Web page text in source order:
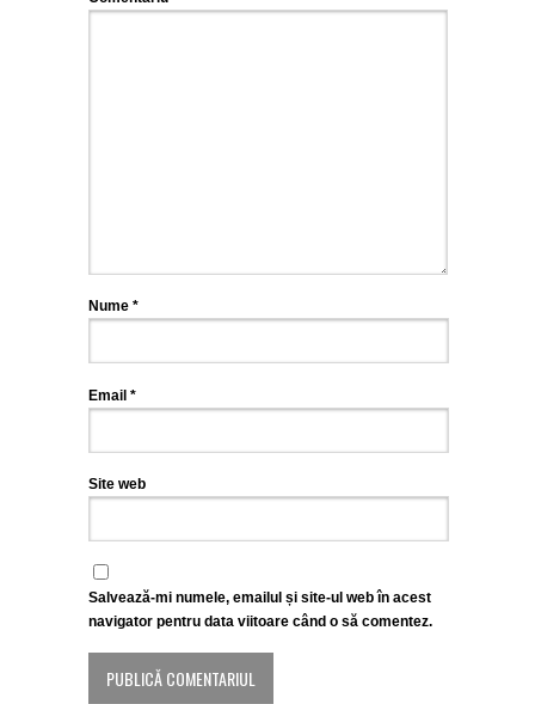
Nume *
Email *
Site web
Salvează-mi numele, emailul și site-ul web în acest
navigator pentru data viitoare când o să comentez.